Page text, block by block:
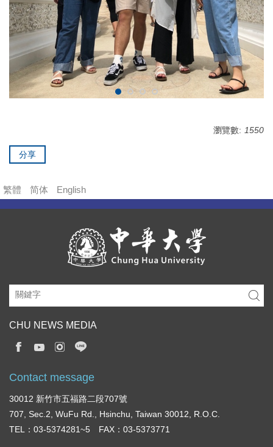
瀏覽數: 1550
分享
繁體 简体 English
CHU NEWS MEDIA
Contact message
30012 新竹市五福路二段707號
707, Sec.2, WuFu Rd., Hsinchu, Taiwan 30012, R.O.C.
TEL：03-5374281~5 FAX：03-5373771